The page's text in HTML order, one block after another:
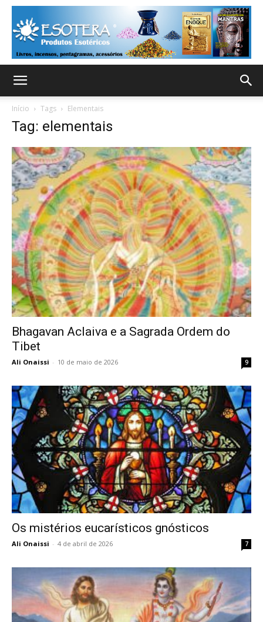
Início Tags Elementais
Tag: elementais
Bhagavan Aclaiva e a Sagrada Ordem do
Tibet
Ali Onaissi - 10 de maio de 2026 9
Os mistérios eucarísticos gnósticos
Ali Onaissi - 4 de abril de 2026 7